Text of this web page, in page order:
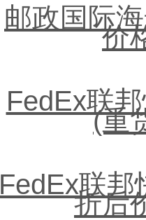
邮政国际
价
FedEx联
(重
FedEx联邦
折后